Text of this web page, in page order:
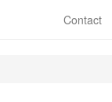
Contact